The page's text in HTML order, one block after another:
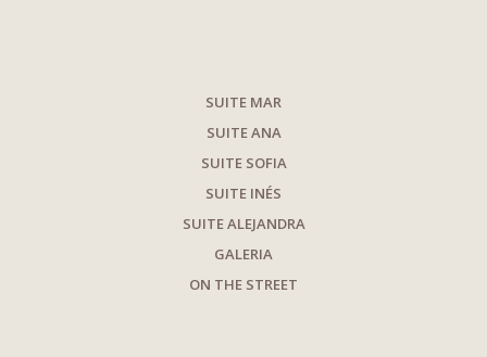
SUITE MAR
SUITE ANA
SUITE SOFIA
SUITE INÉS
SUITE ALEJANDRA
GALERIA
ON THE STREET